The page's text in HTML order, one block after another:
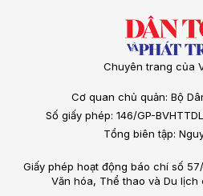
Chuyên trang của
Cơ quan chủ quản: Bộ
Số giấy phép: 146/GP-
Tổng biên tập:
Giấy phép hoạt động báo chí số
Văn hóa, Thể thao và Du lịch